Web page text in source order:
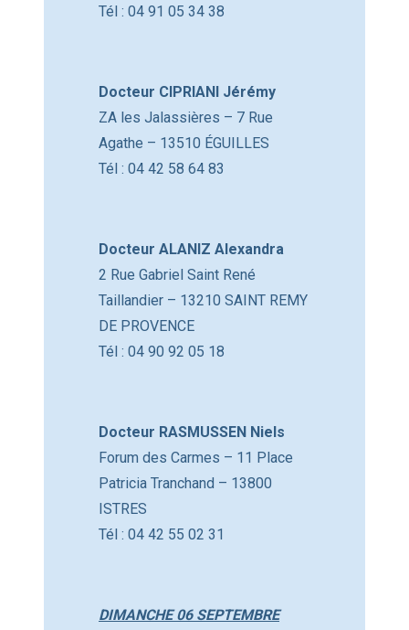
Tél : 04 91 05 34 38
Docteur CIPRIANI Jérémy
ZA les Jalassières – 7 Rue
Agathe – 13510 ÉGUILLES
Tél : 04 42 58 64 83
Docteur ALANIZ Alexandra
2 Rue Gabriel Saint René
Taillandier – 13210 SAINT REMY
DE PROVENCE
Tél : 04 90 92 05 18
Docteur RASMUSSEN Niels
Forum des Carmes – 11 Place
Patricia Tranchand – 13800
ISTRES
Tél : 04 42 55 02 31
DIMANCHE 06 SEPTEMBRE